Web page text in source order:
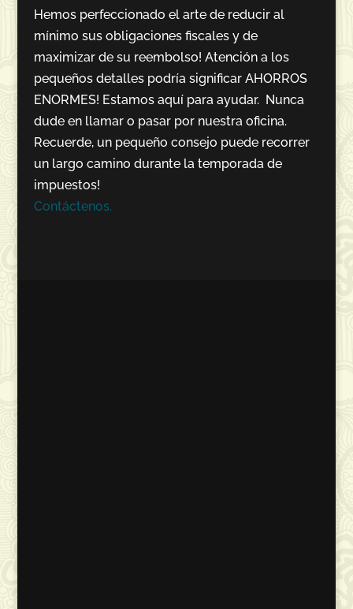
Hemos perfeccionado el arte de reducir al
mínimo sus obligaciones fiscales y de
maximizar de su reembolso! Atención a los
pequeños detalles podría significar AHORROS
ENORMES! Estamos aquí para ayudar. Nunca
dude en llamar o pasar por nuestra oficina.
Recuerde, un pequeño consejo puede recorrer
un largo camino durante la temporada de
impuestos!
Contáctenos.